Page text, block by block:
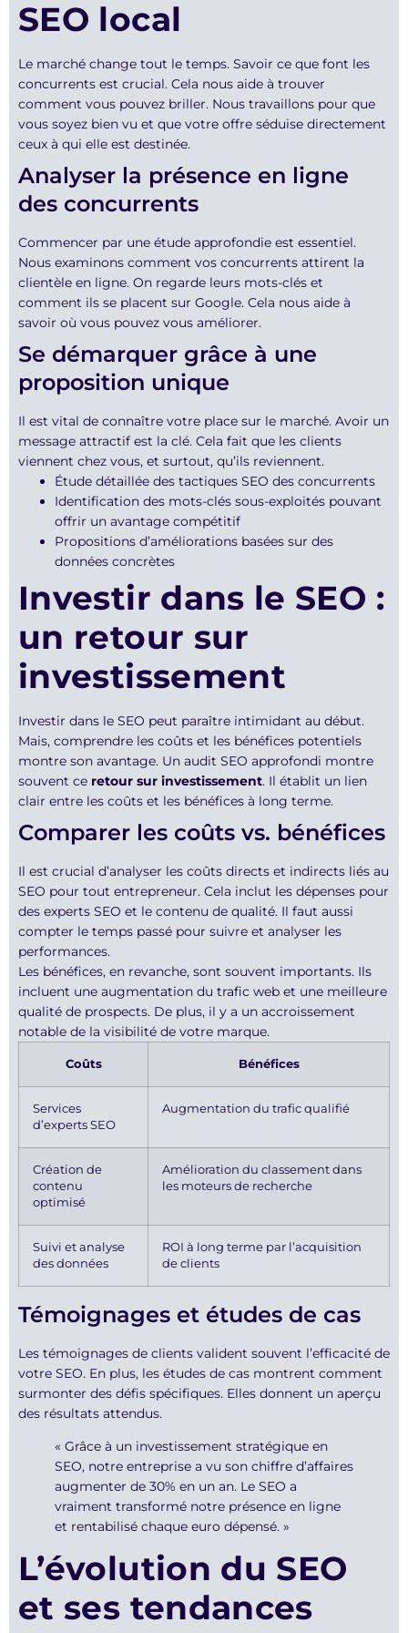
SEO local
Le marché change tout le temps. Savoir ce que font les
concurrents est crucial. Cela nous aide à trouver
comment vous pouvez briller. Nous travaillons pour que
vous soyez bien vu et que votre offre séduise directement
ceux à qui elle est destinée.
Analyser la présence en ligne
des concurrents
Commencer par une étude approfondie est essentiel.
Nous examinons comment vos concurrents attirent la
clientèle en ligne. On regarde leurs mots-clés et
comment ils se placent sur Google. Cela nous aide à
savoir où vous pouvez vous améliorer.
Se démarquer grâce à une
proposition unique
Il est vital de connaître votre place sur le marché. Avoir un
message attractif est la clé. Cela fait que les clients
viennent chez vous, et surtout, qu’ils reviennent.
Étude détaillée des tactiques SEO des concurrents
Identification des mots-clés sous-exploités pouvant
offrir un avantage compétitif
Propositions d’améliorations basées sur des
données concrètes
Investir dans le SEO :
un retour sur
investissement
Investir dans le SEO peut paraître intimidant au début.
Mais, comprendre les coûts et les bénéfices potentiels
montre son avantage. Un audit SEO approfondi montre
souvent ce retour sur investissement. Il établit un lien
clair entre les coûts et les bénéfices à long terme.
Comparer les coûts vs. bénéfices
Il est crucial d’analyser les coûts directs et indirects liés au
SEO pour tout entrepreneur. Cela inclut les dépenses pour
des experts SEO et le contenu de qualité. Il faut aussi
compter le temps passé pour suivre et analyser les
performances.
Les bénéfices, en revanche, sont souvent importants. Ils
incluent une augmentation du trafic web et une meilleure
qualité de prospects. De plus, il y a un accroissement
notable de la visibilité de votre marque.
Coûts Bénéfices
Services
d’experts SEO
Augmentation du trafic qualifié
Création de
contenu
optimisé
Amélioration du classement dans
les moteurs de recherche
Suivi et analyse
des données
ROI à long terme par l’acquisition
de clients
Témoignages et études de cas
Les témoignages de clients valident souvent l’efficacité de
votre SEO. En plus, les études de cas montrent comment
surmonter des défis spécifiques. Elles donnent un aperçu
des résultats attendus.
« Grâce à un investissement stratégique en
SEO, notre entreprise a vu son chiffre d’affaires
augmenter de 30% en un an. Le SEO a
vraiment transformé notre présence en ligne
et rentabilisé chaque euro dépensé. »
L’évolution du SEO
et ses tendances